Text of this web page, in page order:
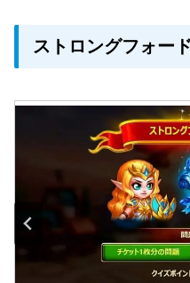
ストロングフォー